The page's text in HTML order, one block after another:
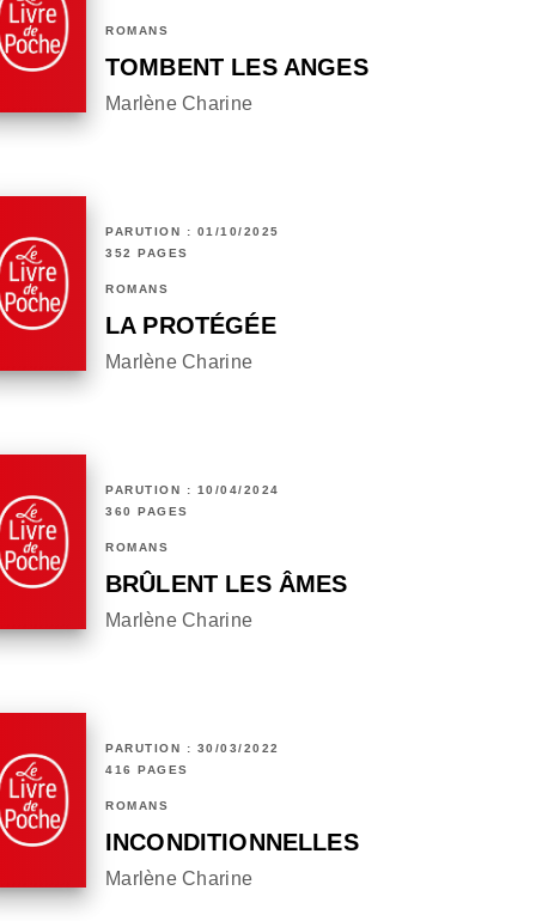
ROMANS
TOMBENT LES ANGES
Marlène Charine
PARUTION : 01/10/2025
352 PAGES
ROMANS
LA PROTÉGÉE
Marlène Charine
PARUTION : 10/04/2024
360 PAGES
ROMANS
BRÛLENT LES ÂMES
Marlène Charine
PARUTION : 30/03/2022
416 PAGES
ROMANS
INCONDITIONNELLES
Marlène Charine